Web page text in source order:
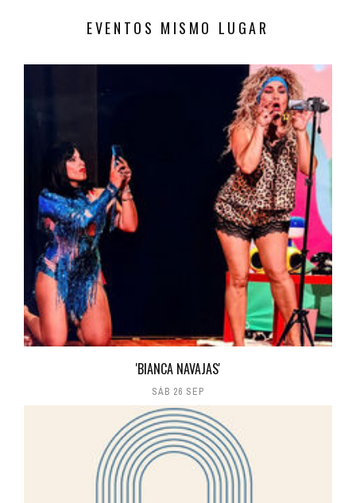
EVENTOS MISMO LUGAR
'BIANCA NAVAJAS'
SÁB 26 SEP